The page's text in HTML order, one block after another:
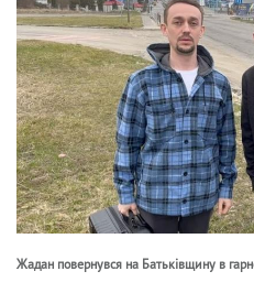
Жадан повернувся на Батьківщину в